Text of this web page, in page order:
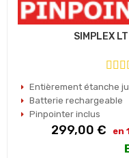
SIMPLEX
Entièrement étanche
Batterie rechargeable
Pinpointer inclus
Prix
299,00 € en